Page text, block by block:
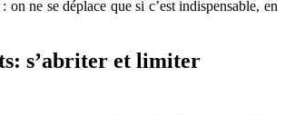
on ne se déplace que si c’est indispensable, en
s’abriter et limiter